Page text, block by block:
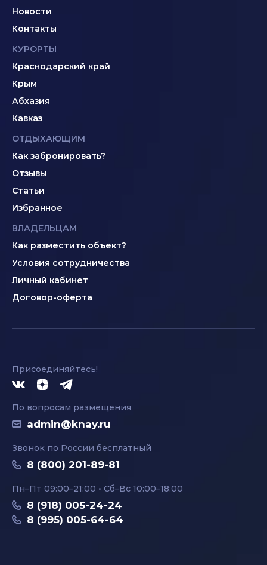
Новости
Контакты
КУРОРТЫ
Краснодарский край
Крым
Абхазия
Кавказ
ОТДЫХАЮЩИМ
Как забронировать?
Отзывы
Статьи
Избранное
ВЛАДЕЛЬЦАМ
Как разместить объект?
Условия сотрудничества
Личный кабинет
Договор-оферта
Присоединяйтесь!
По вопросам размещения
admin@knay.ru
Звонок по России бесплатный
8 (800) 201-89-81
Пн–Пт 09:00–21:00 • Сб–Вс 10:00–18:00
8 (918) 005-24-24
8 (995) 005-64-64